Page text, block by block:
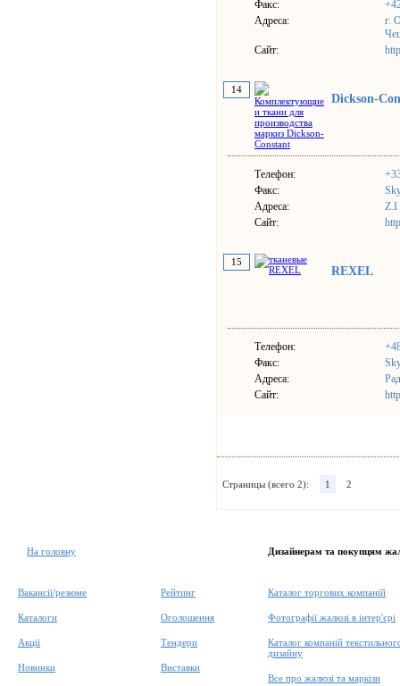
Факс:
Адреса:
г.
Сайт:
14
Dickson-
Телефон:
Факс:
Адреса:
Z.I
Сайт:
15
REXEL
Телефон:
Факс:
Адреса:
Сайт:
Страницы (всего 2): 1 2
На головну
Вакансії/резюме
Каталоги
Акції
Новинки
Рейтинг
Оголошення
Тендери
Виставки
Дизайнерам та покупцям
Каталог торгових компаній
Фотографії жалюзі в інтер'єрі
Каталог компаній
дизайну
Все про жалюзі та маркізи